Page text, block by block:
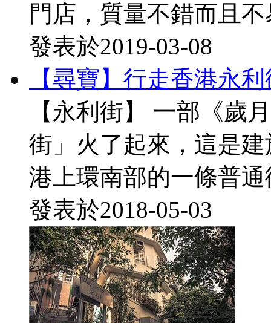
門店，質量不錯而且不
發表於2019-03-08
【尋寶】行走香港永
【永利街】 一部《歲
街」火了起來，這是
港上環南部的一條普通
發表於2018-05-03